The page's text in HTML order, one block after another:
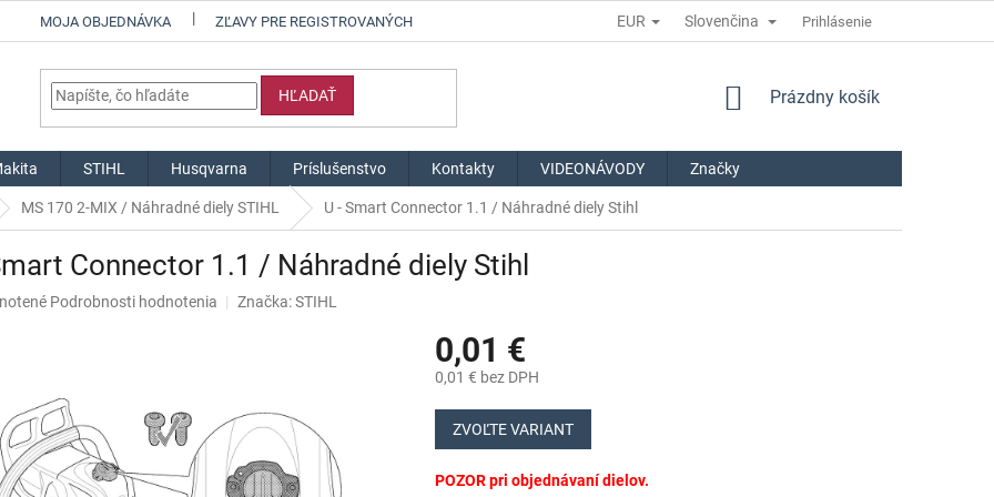
MOJA OBJEDNÁVKA ZĽAVY PRE REGISTROVANÝCH EUR Slovenčina Prihlásenie
HĽADAŤ
NÁKUPNÝ
Prázdny košík
STIHL Husqvarna Príslušenstvo Kontakty VIDEONÁVODY Značky
MS 170 2-MIX / Náhradné diely STIHL U - Smart Connector 1.1 / Náhradné diely Stihl
Connector 1.1 / Náhradné diely Stihl
Podrobnosti hodnotenia Značka:STIHL
0,01 €
0,01 € bez DPH
Jednotková
cena:
ZVOĽTE VARIANT
POZOR pri objednávaní dielov.